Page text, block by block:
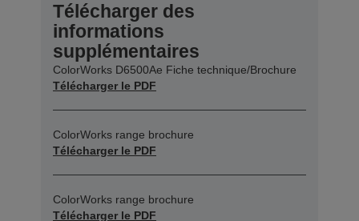
Télécharger des
informations
supplémentaires
ColorWorks D6500Ae Fiche technique/Brochure
Télécharger le PDF
ColorWorks range brochure
Télécharger le PDF
ColorWorks range brochure
Télécharger le PDF